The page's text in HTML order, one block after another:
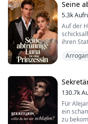
mein
ist.
Sein
nicht.
Seine
5.3k
Auf der
ihren
erste
verließ
130.7k
Für
ein
zu